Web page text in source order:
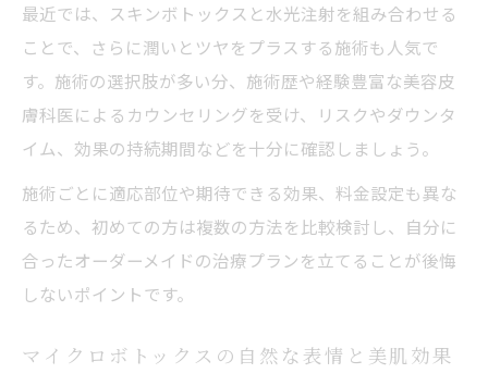
最近では、スキンボトックスと水光注射を組み合わせる
ことで、さらに潤いとツヤをプラスする施術も人気で
す。施術の選択肢が多い分、施術歴や経験豊富な美容皮
膚科医によるカウンセリングを受け、リスクやダウンタ
イム、効果の持続期間などを十分に確認しましょう。
施術ごとに適応部位や期待できる効果、料金設定も異な
るため、初めての方は複数の方法を比較検討し、自分に
合ったオーダーメイドの治療プランを立てることが後悔
しないポイントです。
マイクロボトックスの自然な表情と美肌効果